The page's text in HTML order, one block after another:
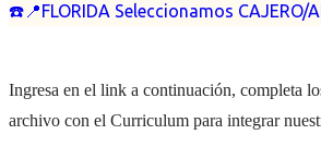
☎️📍FLORIDA Seleccionamos CAJERO/
Ingresa en el link a continuación, completa
archivo con el Curriculum para integrar